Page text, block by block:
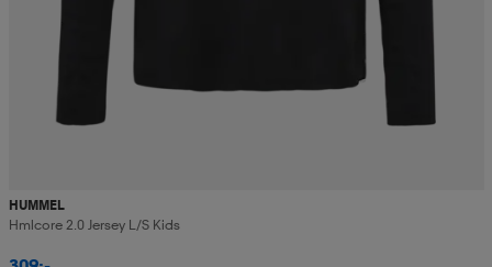
HUMMEL
Hmlcore 2.0 Jersey L/s Kids